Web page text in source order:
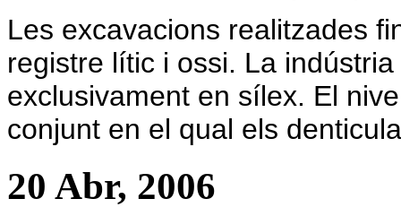
Les excavacions realitzades
registre lític i ossi. La
exclusivament en sílex. El
conjunt en el qual els
20 Abr, 2006